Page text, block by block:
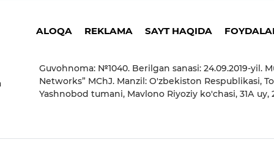
ALOQA REKLAMA SAYT HAQIDA
Guvohnoma: №1040. Berilgan sanasi: 24.09.2019-yil.
Networks” MChJ. Manzil: O'zbekiston Respublikasi,
Yashnobod tumani, Mavlono Riyoziy ko'chasi, 31А uy,